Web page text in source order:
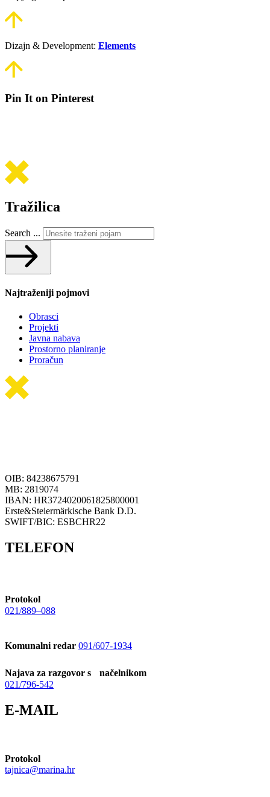
Dizajn & Development: Elements
Pin It on Pinterest
Tražilica
Search ...
Najtraženiji pojmovi
Obrasci
Projekti
Javna nabava
Prostorno planiranje
Proračun
OIB: 84238675791
MB: 2819074
IBAN: HR3724020061825800001
Erste&Steiermärkische Bank D.D.
SWIFT/BIC: ESBCHR22
TELEFON
Protokol
021/889–088
Komunalni redar 091/607-1934
Najava za razgovor s načelnikom
021/796-542
E-MAIL
Protokol
tajnica@marina.hr